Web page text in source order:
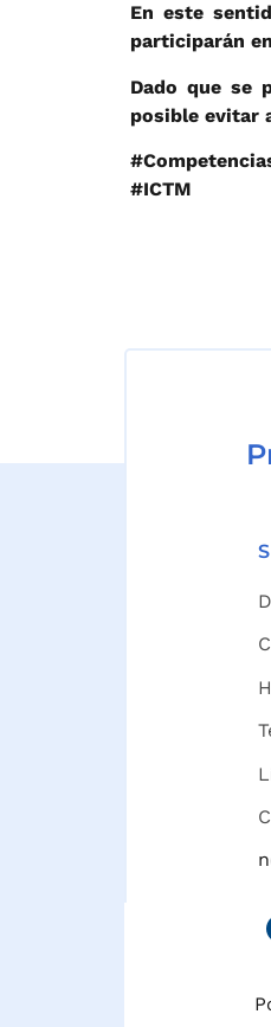
En este
participarán
Dado que se
posible evitar
#ICTM